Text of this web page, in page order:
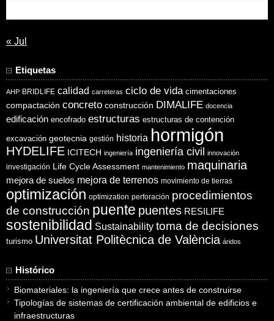
« Jul
Etiquetas
AHP BRIDLIFE calidad carreteras ciclo de vida cimentaciones
compactación concreto construcción DIMALIFE docencia
edificación encofrado estructuras estructuras de contención
excavación geotecnia gestión historia hormigón
HYDELIFE ICITECH ingeniería ingeniería civil innovación
investigación Life Cycle Assessment mantenimiento maquinaria
mejora de suelos mejora de terrenos movimiento de tierras
optimización optimization perforación procedimientos
de construcción puente puentes RESILIFE
sostenibilidad Sustainability toma de decisiones
turismo Universitat Politècnica de València áridos
Histórico
Biomateriales: la ingeniería que crece antes de construirse
Tipologías de sistemas de certificación ambiental de edificios e
infraestructuras